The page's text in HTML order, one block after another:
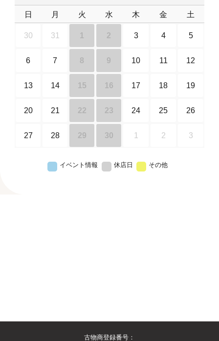
日 月 火 水 木 金 土
30 31 1 2 3 4 5
6 7 8 9 10 11 12
13 14 15 16 17 18 19
20 21 22 23 24 25 26
27 28 29 30 1 2 3
イベント情報 休店日 その他
古物商登録番号：